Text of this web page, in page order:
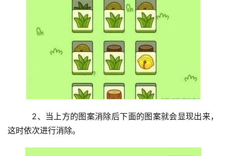
2、当上方的图案消除后下面的图案就会显现出来，
这时依次进行消除。